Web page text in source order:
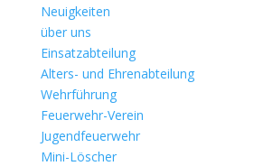
Neuigkeiten
über uns
Einsatzabteilung
Alters- und Ehrenabteilung
Wehrführung
Feuerwehr-Verein
Jugendfeuerwehr
Mini-Löscher